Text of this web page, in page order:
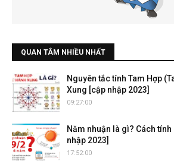
QUAN TÂM NHIỀU NHẤT
Nguyên tắc tính Tam Hợp
Xung [cập nhập 2023]
09:27:00
Năm nhuận là gì? Cách
nhập 2023]
17:52:00